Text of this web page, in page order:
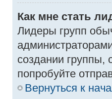
Как мне стать
Лидеры групп
создании группы,
попробуйте
Вернуться к